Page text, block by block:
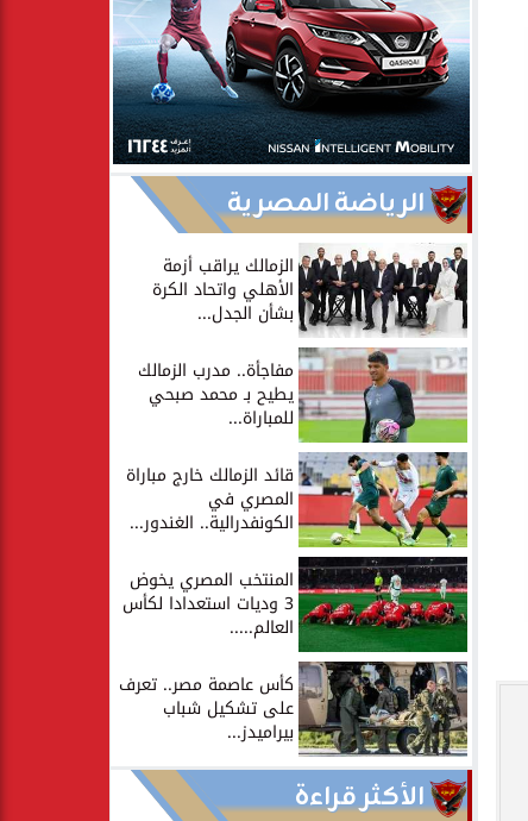
الرياضة المصرية
الزمالك يراقب أزمة
الأهلي واتحاد الكرة
بشأن الجدل...
مفاجأة.. مدرب الزمالك
يطيح بـ محمد صبحي
للمباراة...
قائد الزمالك خارج مباراة
المصري في
الكونفدرالية.. الغندور...
المنتخب المصري يخوض
3 وديات استعدادا لكأس
العالم.....
كأس عاصمة مصر.. تعرف
على تشكيل شباب
بيراميدز...
الأكثر قراءة